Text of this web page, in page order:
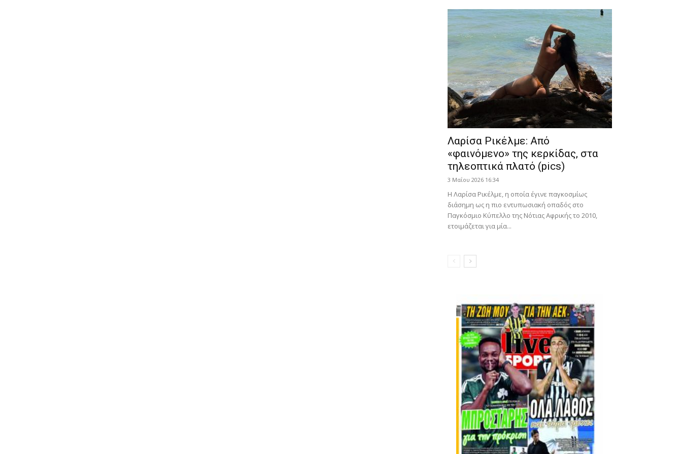
Λαρίσα Ρικέλμε: Από
«φαινόμενο» της κερκίδας, στα
τηλεοπτικά πλατό (pics)
3 Μαΐου 2026 16:34
Η Λαρίσα Ρικέλμε, η οποία έγινε παγκοσμίως
διάσημη ως η πιο εντυπωσιακή οπαδός στο
Παγκόσμιο Κύπελλο της Νότιας Αφρικής το 2010,
ετοιμάζεται για μία...